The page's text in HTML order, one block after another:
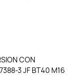
3 JF BT40 M16